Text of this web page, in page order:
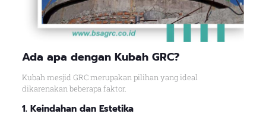
Ada apa dengan Kubah GRC?
Kubah mesjid GRC merupakan pilihan yang ideal
dikarenakan beberapa faktor.
1. Keindahan dan Estetika